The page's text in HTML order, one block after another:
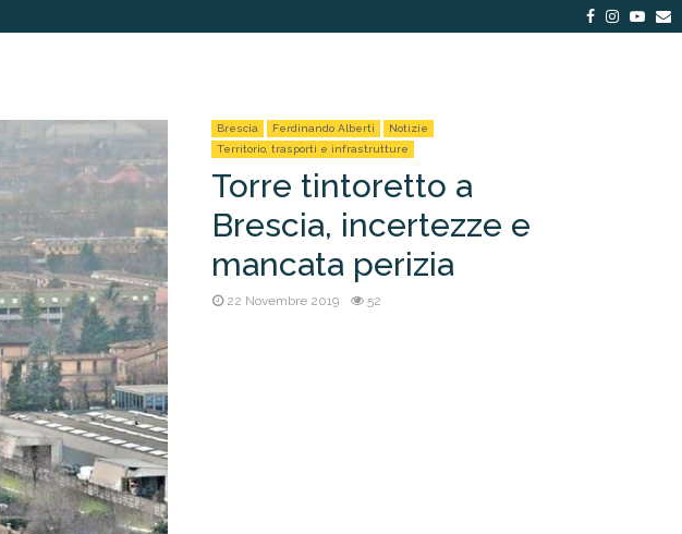
Facebook
Brescia Ferdinando Alberti
Notizie
Territorio, trasporti e infrastrutture
Torre tintoretto a
Brescia, incertezze e
mancata perizia
22 Novembre 2019 52